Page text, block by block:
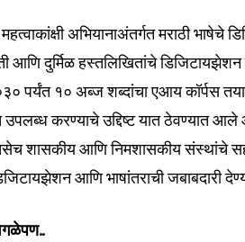
अभियानाअंतर्गत मराठी
आणि दुर्मिळ हस्तलिखितांचे
पर्यंत १० अब्ज शब्दांचा एआय कॉर्पस
करण्याचे उद्दिष्ट यात ठेवण्यात आले
तसेच शासकीय आणि निमशासकीय संस्थांचे
आणि भाषांतराची जबाबदारी